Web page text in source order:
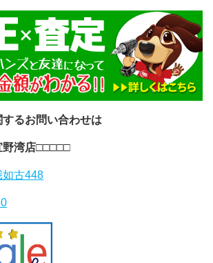
るお問い合わせは
野湾店□□□□□
如古448